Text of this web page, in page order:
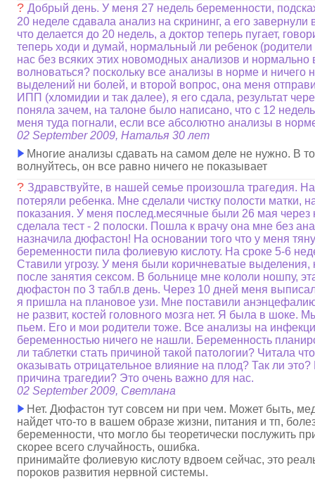
?Добрый день. У меня 27 недель беременности,
20 неделе сдавала анализ на скрининг, а его завернули
что делается до 20 недель, а доктор теперь пугает,
теперь ходи и думай, нормальный ли ребенок
нас без всяких этих новомодных анализов и нормально
волноваться? поскольку все анализы в норме и ничего
выделений ни болей, и второй вопрос, она меня
ИПП (хломидии и так далее), я его сдала, результат
поняла зачем, на талоне было написано, что с 12
меня туда погнали, если все абсолютно анализы в
02 September 2009, Наталья 30 лет
Многие анализы сдавать на самом деле не нужно. В
волнуйтесь, он все равно ничего не показывает
? Здравствуйте, в нашей семье произошла трагедия.
потеряли ребенка. Мне сделали чистку полости матки,
показания. У меня послед.месячные были 26 мая через
сделала тест - 2 полоски. Пошла к врачу она мне без
назначила дюфастон! На основании того что у меня
беременности пила фолиевую кислоту. На сроке 5-6
Ставили угрозу. У меня были коричневатые выделения,
после занятия сексом. В больнице мне кололи ношпу,
дюфастон по 3 табл.в день. Через 10 дней меня
я пришла на плановое узи. Мне поставили
не развит, костей головного мозга нет. Я была в шоке.
пьем. Его и мои родители тоже. Все анализы на
беременностью ничего не нашли. Беременность
ли таблетки стать причиной такой патологии? Читала
оказывать отрицательное влияние на плод? Так ли
причина трагедии? Это очень важно для нас.
02 September 2009, Светлана
Нет. Дюфастон тут совсем ни при чем. Может быть,
найдет что-то в вашем образе жизни, питания и тп,
беременности, что могло бы теоретически послужить
скорее всего случайность, ошибка.
принимайте фолиевую кислоту вдвоем сейчас, это
пороков развития нервной системы.